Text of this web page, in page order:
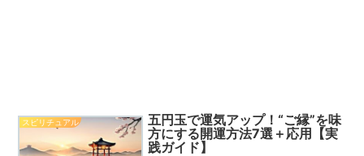
スピリチュアル
五円玉で運気アップ！“ご縁”を味
方にする開運方法7選＋応用【実
践ガイド】